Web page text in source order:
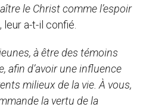
le Christ comme l’espoir
leur a-t-il confié.
à être des témoins
afin d’avoir une influence
milieux de la vie. À vous,
la vertu de la